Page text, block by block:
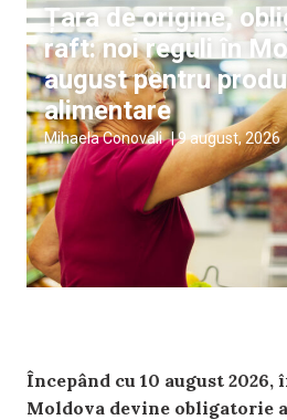
Țara de origine,
raft: noi reguli în
august pentru
alimentare
Mihaela Conovali |9 august, 2026
Începând cu 10 august 2026,
Moldova devine obligatorie